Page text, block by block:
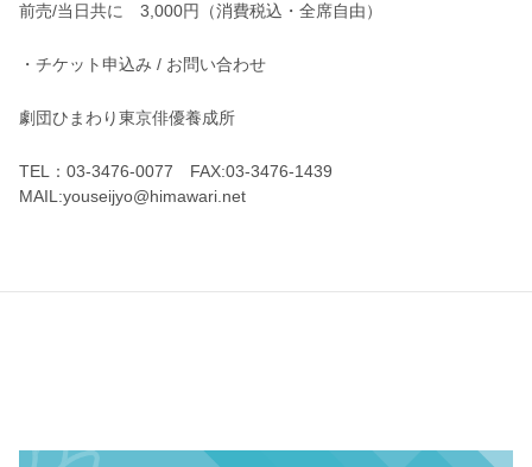
前売/当日共に 3,000円（消費税込・全席自由）
・チケット申込み / お問い合わせ
劇団ひまわり東京俳優養成所
TEL：03-3476-0077 FAX:03-3476-1439
MAIL:youseijyo@himawari.net